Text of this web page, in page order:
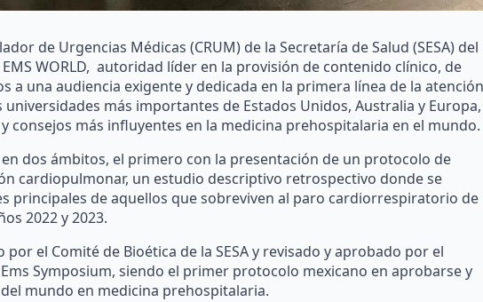
de Urgencias Médicas (CRUM) de la Secretaría de Salud (SESA) del
WORLD, autoridad líder en la provisión de contenido clínico, de
a una audiencia exigente y dedicada en la primera línea de la atención
más importantes de Estados Unidos, Australia y Europa,
consejos más influyentes en la medicina prehospitalaria en el mundo.
dos ámbitos, el primero con la presentación de un protocolo de
cardiopulmonar, un estudio descriptivo retrospectivo donde se
principales de aquellos que sobreviven al paro cardiorrespiratorio de
2022 y 2023.
el Comité de Bioética de la SESA y revisado y aprobado por el
Symposium, siendo el primer protocolo mexicano en aprobarse y
mundo en medicina prehospitalaria.